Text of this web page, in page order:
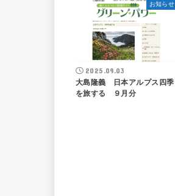
お知らせ
2025.09.03
大島隆義 日本アルプス四季
を旅する ９月分